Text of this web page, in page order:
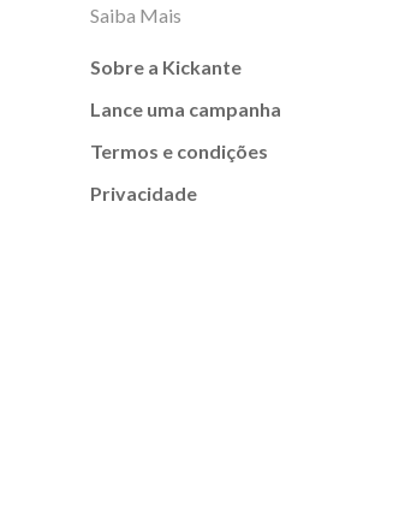
Saiba Mais
Sobre a Kickante
Lance uma campanha
Termos e condições
Privacidade